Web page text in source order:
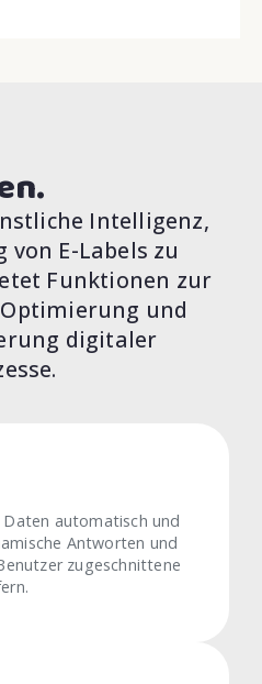
Intelligenz,
E-Labels zu
Funktionen zur
und
digitaler
automatisch und
Antworten und
zugeschnittene